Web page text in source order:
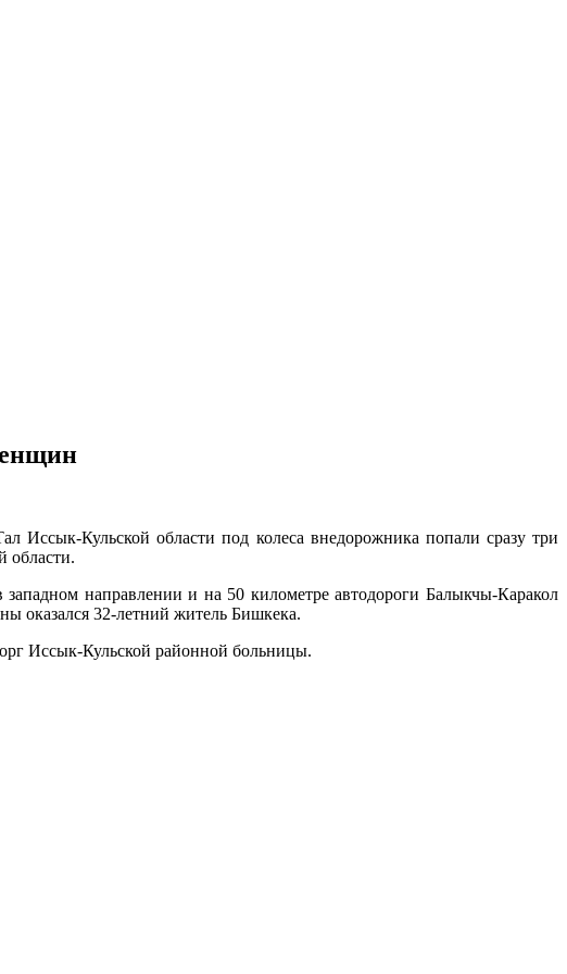
Иссык-Кульской области под колеса внедорожника попали сразу три
области.
направлении и на 50 километре автодороги Балыкчы-Каракол
оказался 32-летний житель Бишкека.
Иссык-Кульской районной больницы.